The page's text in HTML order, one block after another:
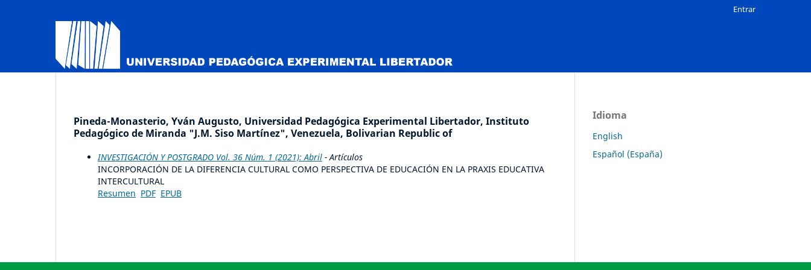
Entrar
Pineda-Monasterio, Yván Augusto, Universidad Pedagógica Experimental Libertador, Instituto
Pedagógico de Miranda "J.M. Siso Martínez", Venezuela, Bolivarian Republic of
INVESTIGACIÓN Y POSTGRADO Vol. 36 Núm. 1 (2021): Abril - Artículos
INCORPORACIÓN DE LA DIFERENCIA CULTURAL COMO PERSPECTIVA DE EDUCACIÓN EN LA PRAXIS EDUCATIVA
INTERCULTURAL
Resumen PDF EPUB
Idioma
English
Español (España)